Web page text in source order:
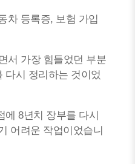
차 등록증, 보험 가입
서 가장 힘들었던 부분
다시 정리하는 것이었
에 8년치 장부를 다시
어려운 작업이었습니